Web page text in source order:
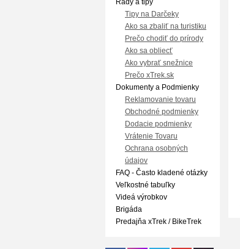
Rady a tipy
Tipy na Darčeky
Ako sa zbaliť na turistiku
Prečo chodiť do prírody
Ako sa obliecť
Ako vybrať snežnice
Prečo xTrek.sk
Dokumenty a Podmienky
Reklamovanie tovaru
Obchodné podmienky
Dodacie podmienky
Vrátenie Tovaru
Ochrana osobných
údajov
FAQ - Často kladené otázky
Veľkostné tabuľky
Videá výrobkov
Brigáda
Predajňa xTrek / BikeTrek